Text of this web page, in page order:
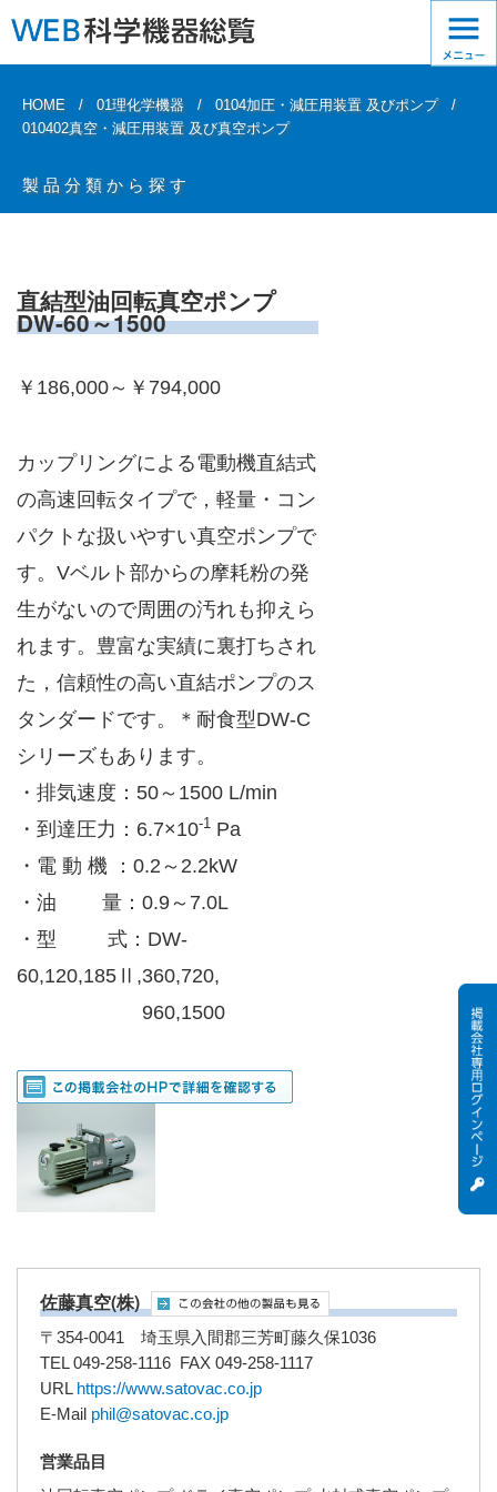
HOME 01理化学機器
0104加圧・減圧用装置 及びポンプ
010402真空・減圧用装置 及び真空ポンプ
製品分類から探す
直結型油回転真空ポンプ
DW-60～1500
￥186,000～￥794,000
カップリングによる電動機直結式
の高速回転タイプで，軽量・コン
パクトな扱いやすい真空ポンプで
す。Vベルト部からの摩耗粉の発
生がないので周囲の汚れも抑えら
れます。豊富な実績に裏打ちされ
た，信頼性の高い直結ポンプのス
タンダードです。＊耐食型DW-C
シリーズもあります。
・排気速度：50～1500 L/min
・到達圧力：6.7×10-1 Pa
・電 動 機 ：0.2～2.2kW
・油 量：0.9～7.0L
・型 式：DW-
60,120,185Ⅱ,360,720,
960,1500
佐藤真空(株)
〒354-0041 埼玉県入間郡三芳町藤久保1036
TEL 049-258-1116 FAX 049-258-1117
URL https://www.satovac.co.jp
E-Mail phil@satovac.co.jp
営業品目